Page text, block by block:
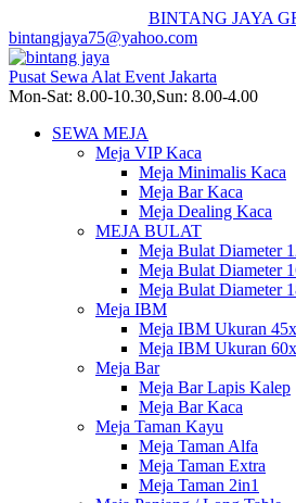
BINTANG JAYA
bintangjaya75@yahoo.com
Pusat Sewa Alat Event Jakarta
Mon-Sat: 8.00-10.30,Sun: 8.00-4.00
SEWA MEJA
Meja VIP Kaca
Meja Minimalis Kaca
Meja Bar Kaca
Meja Dealing Kaca
MEJA BULAT
Meja Bulat Diameter
Meja Bulat Diameter
Meja Bulat Diameter
Meja IBM
Meja IBM Ukuran
Meja IBM Ukuran
Meja Bar
Meja Bar Lapis Kalep
Meja Bar Kaca
Meja Taman Kayu
Meja Taman Alfa
Meja Taman Extra
Meja Taman 2in1